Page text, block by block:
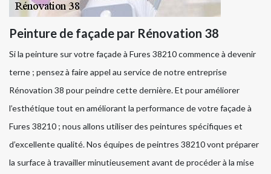
Peinture de façade par Rénovation 38
Si la peinture sur votre façade à Fures 38210 commence à devenir
terne ; pensez à faire appel au service de notre entreprise
Rénovation 38 pour peindre cette dernière. Et pour améliorer
l’esthétique tout en améliorant la performance de votre façade à
Fures 38210 ; nous allons utiliser des peintures spécifiques et
d’excellente qualité. Nos équipes de peintres 38210 vont préparer
la surface à travailler minutieusement avant de procéder à la mise